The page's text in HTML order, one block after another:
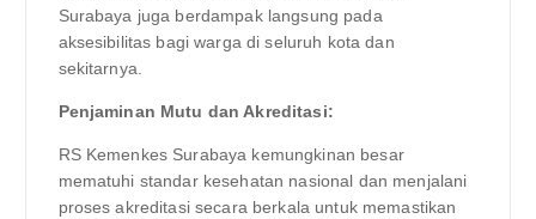
Surabaya juga berdampak langsung pada
aksesibilitas bagi warga di seluruh kota dan
sekitarnya.
Penjaminan Mutu dan Akreditasi:
RS Kemenkes Surabaya kemungkinan besar
mematuhi standar kesehatan nasional dan menjalani
proses akreditasi secara berkala untuk memastikan